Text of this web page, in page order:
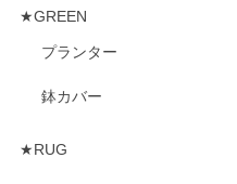
★GREEN
プランター
鉢カバー
★RUG